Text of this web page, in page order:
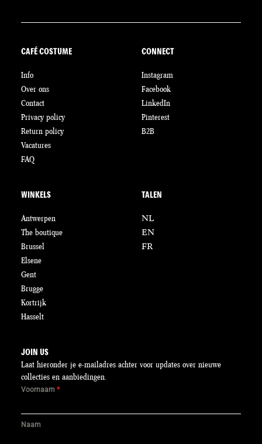
CAFÉ COSTUME
Info
Over ons
Contact
Privacy policy
Return policy
Vacatures
FAQ
CONNECT
Instagram
Facebook
LinkedIn
Pinterest
B2B
WINKELS
Antwerpen
The boutique
Brussel
Elsene
Gent
Brugge
Kortrijk
Hasselt
TALEN
NL
EN
FR
JOIN US
Laat hieronder je e-mailadres achter voor updates over nieuwe
collecties en aanbiedingen.
Voornaam *
Naam